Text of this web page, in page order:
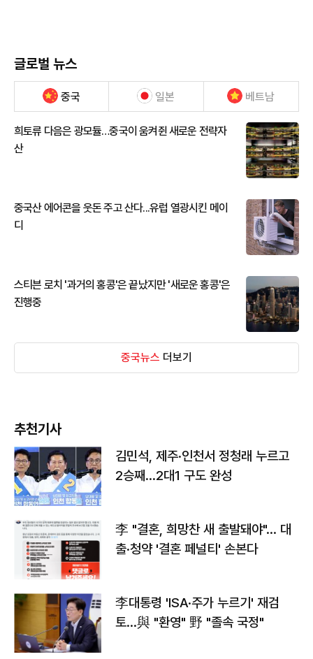
글로벌 뉴스
중국 일본 베트남
희토류 다음은 광모듈…중국이 움켜쥔 새로운 전략자
산
중국산 에어콘을 웃돈 주고 산다...유럽 열광시킨 메이
디
스티븐 로치 '과거의 홍콩'은 끝났지만 '새로운 홍콩'은
진행중
중국뉴스 더보기
추천기사
김민석, 제주·인천서 정청래 누르고
2승째…2대1 구도 완성
李 "결혼, 희망찬 새 출발돼야"… 대
출·청약 '결혼 페널티' 손본다
李대통령 'ISA·주가 누르기' 재검
토…與 "환영" 野 "졸속 국정"